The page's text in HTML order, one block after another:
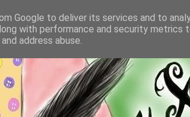
Google to deliver its services and to
with performance and security metrics
address abuse.